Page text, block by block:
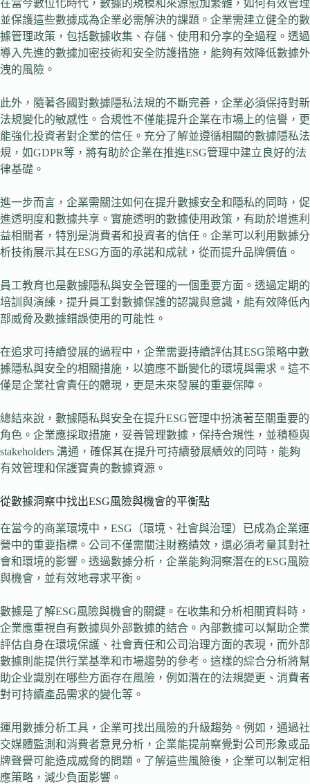
在當今數位化時代，數據的規模和來源愈加繁雜，如何有效管理
並保護這些數據成為企業必需解決的課題。企業需建立健全的數
據管理政策，包括數據收集、存儲、使用和分享的全過程。透過
導入先進的數據加密技術和安全防護措施，能夠有效降低數據外
洩的風險。
此外，隨著各國對數據隱私法規的不斷完善，企業必須保持對新
法規變化的敏感性。合規性不僅能提升企業在市場上的信譽，更
能強化投資者對企業的信任。充分了解並遵循相關的數據隱私法
規，如GDPR等，將有助於企業在推進ESG管理中建立良好的法
律基礎。
進一步而言，企業需關注如何在提升數據安全和隱私的同時，促
進透明度和數據共享。實施透明的數據使用政策，有助於增進利
益相關者，特別是消費者和投資者的信任。企業可以利用數據分
析技術展示其在ESG方面的承諾和成就，從而提升品牌價值。
員工教育也是數據隱私與安全管理的一個重要方面。透過定期的
培訓與演練，提升員工對數據保護的認識與意識，能有效降低內
部威脅及數據錯誤使用的可能性。
在追求可持續發展的過程中，企業需要持續評估其ESG策略中數
據隱私與安全的相關措施，以適應不斷變化的環境與需求。這不
僅是企業社會責任的體現，更是未來發展的重要保障。
總結來說，數據隱私與安全在提升ESG管理中扮演著至關重要的
角色。企業應採取措施，妥善管理數據，保持合規性，並積極與
stakeholders 溝通，確保其在提升可持續發展績效的同時，能夠
有效管理和保護寶貴的數據資源。
從數據洞察中找出ESG風險與機會的平衡點
在當今的商業環境中，ESG（環境、社會與治理）已成為企業運
營中的重要指標。公司不僅需關注財務績效，還必須考量其對社
會和環境的影響。透過數據分析，企業能夠洞察潛在的ESG風險
與機會，並有效地尋求平衡。
數據是了解ESG風險與機會的關鍵。在收集和分析相關資料時，
企業應重視自有數據與外部數據的結合。內部數據可以幫助企業
評估自身在環境保護、社會責任和公司治理方面的表現，而外部
數據則能提供行業基準和市場趨勢的參考。這樣的綜合分析將幫
助企业識別在哪些方面存在風險，例如潛在的法規變更、消費者
對可持續產品需求的變化等。
運用數據分析工具，企業可找出風險的升級趨勢。例如，通過社
交媒體監測和消費者意見分析，企業能提前察覺對公司形象或品
牌聲譽可能造成威脅的問題。了解這些風險後，企業可以制定相
應策略，減少負面影響。